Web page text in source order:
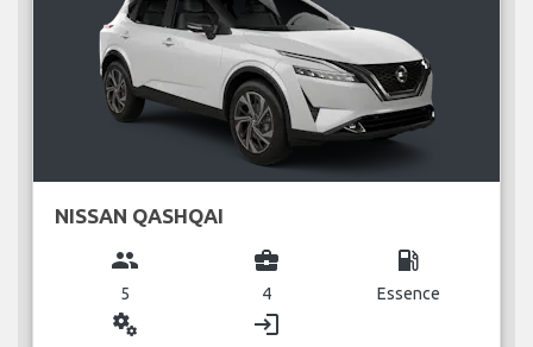
NISSAN QASHQAI
group
5
business_center
4
local_gas_station
Essence
miscellaneous_services login